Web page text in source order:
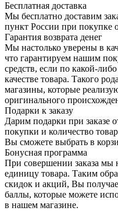
Бесплатная доставка
Мы бесплатно доставим
пункт России при покупке
Гарантия возврата денег
Мы настолько уверены в
что гарантируем нашим
средств, если по какой-
качестве товара. Такого
магазины, которые
оригинального
Подарки к заказу
Дарим подарки при заказе
покупки и количество
Вы сможете выбрать в
Бонусная программа
При совершении заказа мы
единицу товара. Таким
скидок и акций, Вы
баллы, которые можете
в нашем магазине.